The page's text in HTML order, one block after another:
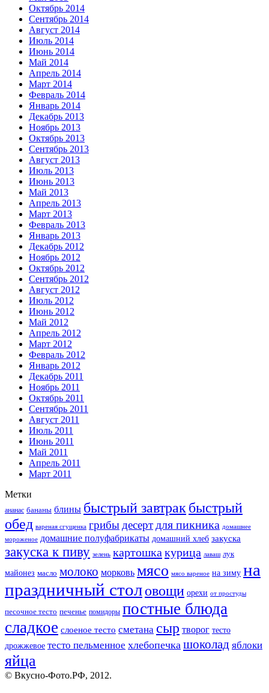
Октябрь 2014
Сентябрь 2014
Август 2014
Июль 2014
Июнь 2014
Май 2014
Апрель 2014
Март 2014
Февраль 2014
Январь 2014
Декабрь 2013
Ноябрь 2013
Октябрь 2013
Сентябрь 2013
Август 2013
Июль 2013
Июнь 2013
Май 2013
Апрель 2013
Март 2013
Февраль 2013
Январь 2013
Декабрь 2012
Ноябрь 2012
Октябрь 2012
Сентябрь 2012
Август 2012
Июль 2012
Июнь 2012
Май 2012
Апрель 2012
Март 2012
Февраль 2012
Январь 2012
Декабрь 2011
Ноябрь 2011
Октябрь 2011
Сентябрь 2011
Август 2011
Июль 2011
Июнь 2011
Май 2011
Апрель 2011
Март 2011
Метки
ананас бананы блины быстрый завтрак быстрый
обед вареная сгущенка грибы десерт для пикника домашнее
мороженое домашние полуфабрикаты домашний хлеб закуска
закуска к пиву зелень картошка курица лаваш лук
майонез масло молоко морковь мясо мясо вареное на зиму на
праздничный столовощи орехи от простуды
песочное тесто печенье помидоры постные блюда
сладкое слоеное тесто сметана сыр творог тесто
дрожжевое тесто пельменное хлебопечка шоколад яблоки
яйца
© Вкусно-Фото.РФ, 2012.